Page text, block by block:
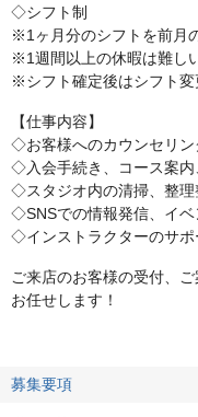
◇シフト制
※1ヶ月分のシフトを前
※1週間以上の休暇は難し
※シフト確定後はシフト変
【仕事内容】
◇お客様へのカウンセリン
◇入会手続き、コース案内
◇スタジオ内の清掃、整理
◇SNSでの情報発信、イベ
◇インストラクターのサポ
ご来店のお客様の受付、
お任せします！
募集要項